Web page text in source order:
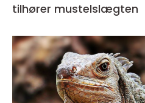
tilhører mustelslægten